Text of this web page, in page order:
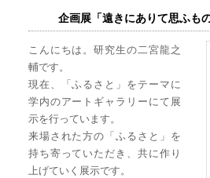
企画展「遠きにありて思ふも
こんにちは。研究生の二宮龍之
輔です。
現在、「ふるさと」をテーマに
学内のアートギャラリーにて展
示を行っています。
来場された方の「ふるさと」を
持ち寄っていただき、共に作り
上げていく展示です。